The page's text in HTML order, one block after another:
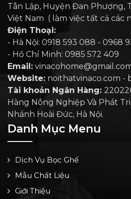
Tân Lập, Huyện Đan Phượng,
Việt Nam ( làm việc tất cả các
Điện Thoại:
- Hà Nội: 0918 593 088 - 0968
- Hồ Chí Minh: 0985 572 409
Email:
Website: noithatvinaco.com -
Tài khoản Ngân Hàng:
Hàng Nông Nghiệp Và Phát
Nhánh Hoài Đức, Hà Nội.
Danh Mục Menu
Dịch Vụ Bọc Ghế
Mẫu Chất Liệu
Giới Thiệu